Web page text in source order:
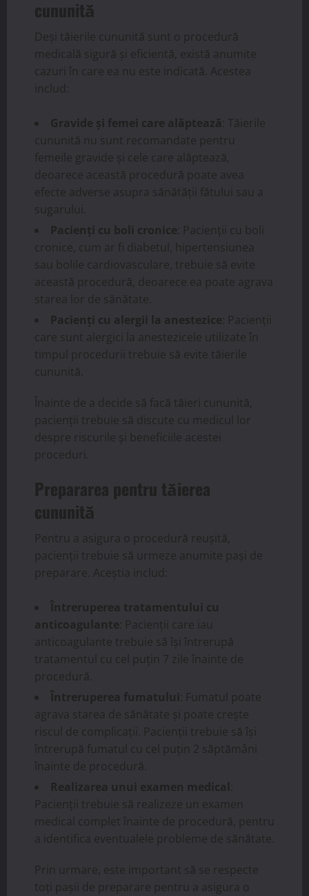
cununită
Deși tăierile cununită sunt o procedură
medicală sigură și eficientă, există anumite
cazuri în care ea nu este indicată. Acestea
includ:
Gravide și femei care alăptează : Tăierile
cununită nu sunt recomandate pentru
femeile gravide și cele care alăptează,
deoarece această procedură poate avea
efecte adverse asupra sănătății fătului sau a
sugarului.
Pacienți cu boli cronice : Pacienții cu boli
cronice, cum ar fi diabetul, hipertensiunea
sau bolile cardiovasculare, trebuie să evite
această procedură, deoarece ea poate agrava
starea lor de sănătate.
Pacienți cu alergii la anestezice : Pacienții
care sunt alergici la anestezicele utilizate în
timpul procedurii trebuie să evite tăierile
cununită.
Înainte de a decide să facă tăieri cununită,
pacienții trebuie să discute cu medicul lor
despre riscurile și beneficiile acestei
proceduri.
Prepararea pentru tăierea
cununită
Pentru a asigura o procedură reușită,
pacienții trebuie să urmeze anumite pași de
preparare. Aceștia includ:
Întreruperea tratamentului cu
anticoagulante : Pacienții care iau
anticoagulante trebuie să își întrerupă
tratamentul cu cel puțin 7 zile înainte de
procedură.
Întreruperea fumatului : Fumatul poate
agrava starea de sănătate și poate crește
riscul de complicații. Pacienții trebuie să își
întrerupă fumatul cu cel puțin 2 săptămâni
înainte de procedură.
Realizarea unui examen medical
Pacienții trebuie să realizeze un examen
medical complet înainte de procedură, pentru
a identifica eventualele probleme de sănătate.
Prin urmare, este important să se respecte
toți pașii de preparare pentru a asigura o